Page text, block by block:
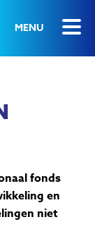
MENU
fonds
en
niet